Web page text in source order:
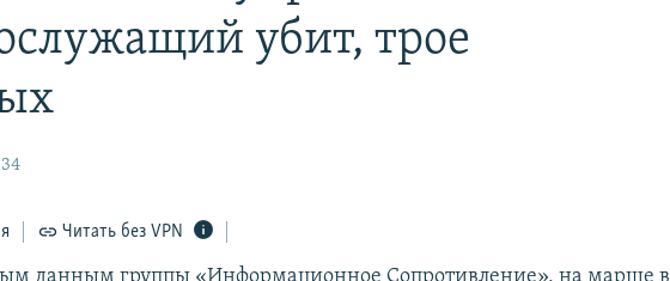
убит, трое
Читать без VPN